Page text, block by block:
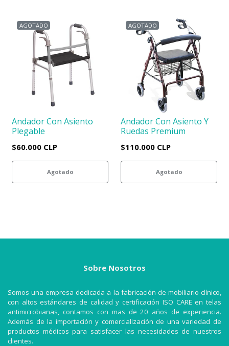
AGOTADO
Andador Con Asiento
Plegable
$60.000 CLP
Agotado
AGOTADO
Andador Con Asiento Y
Ruedas Premium
$110.000 CLP
Agotado
Sobre Nosotros
Somos una empresa dedicada a la fabricación de mobiliario clínico,
con altos estándares de calidad y certificación ISO CARE en telas
antimicrobianas, contamos con mas de 20 años de experiencia.
Además de la importación y comercialización de una variedad de
productos médicos para satisfacer las necesidades de nuestros
clientes.